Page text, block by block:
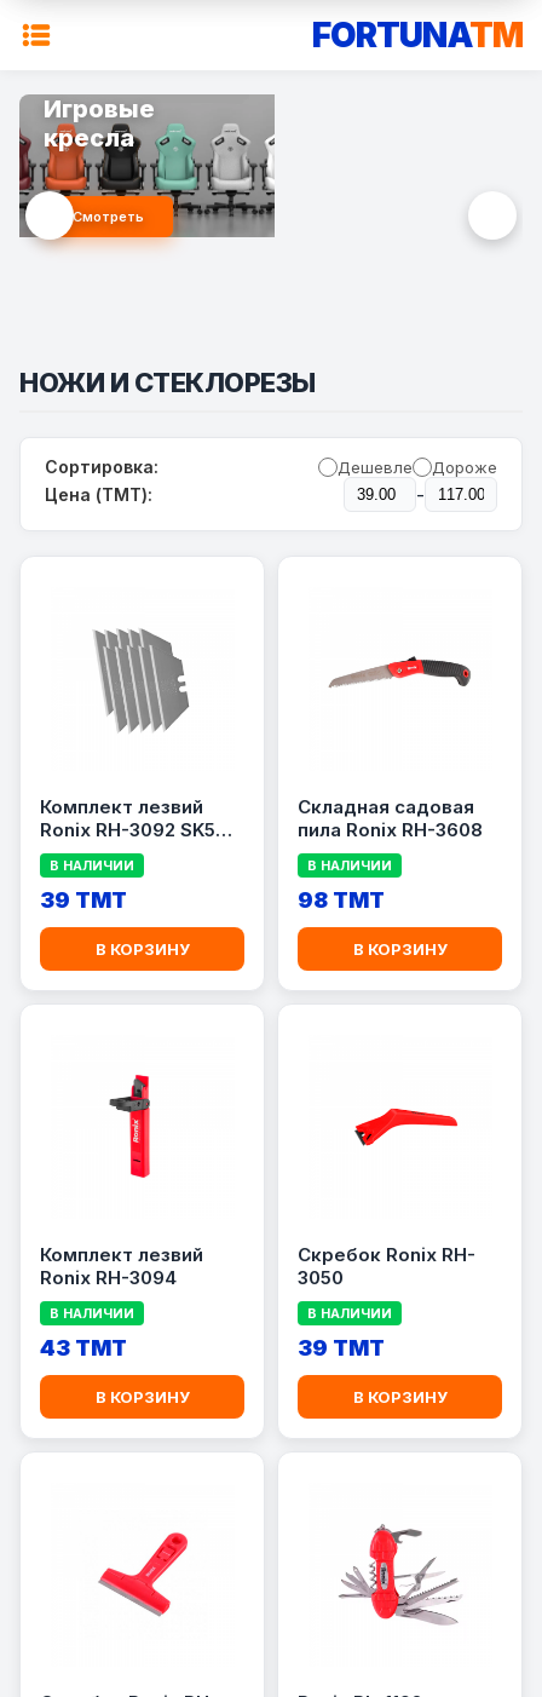
FORTUNATM
Игровые
кресла
Смотреть
НОЖИ И СТЕКЛОРЕЗЫ
Сортировка: Дешевле Дороже
Цена (TMT): -
Комплект лезвий
Ronix RH-3092 SK5
(10pcs)
В НАЛИЧИИ
39 TMT
В КОРЗИНУ
Складная садовая
пила Ronix RH-3608
В НАЛИЧИИ
98 TMT
В КОРЗИНУ
Комплект лезвий
Ronix RH-3094
В НАЛИЧИИ
43 TMT
В КОРЗИНУ
Скребок Ronix RH-
3050
В НАЛИЧИИ
39 TMT
В КОРЗИНУ